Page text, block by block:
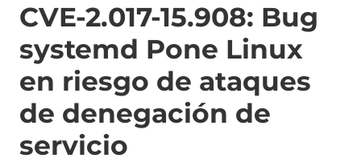
CVE-2.017-15.908: Bug
systemd Pone Linux
en riesgo de ataques
de denegación de
servicio